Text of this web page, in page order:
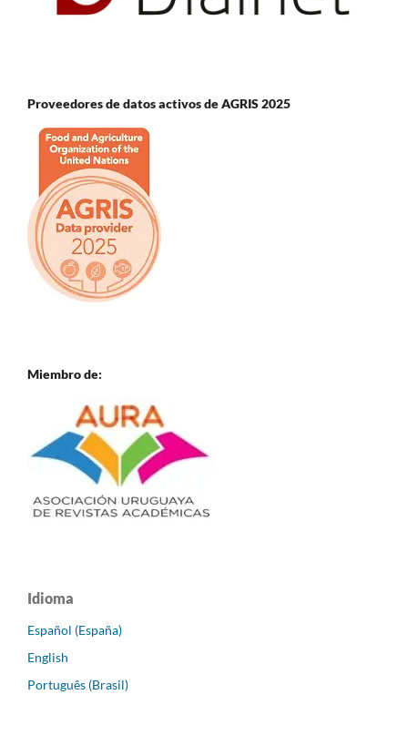
Proveedores de datos activos de AGRIS 2025
Miembro de:
Idioma
Español (España)
English
Português (Brasil)